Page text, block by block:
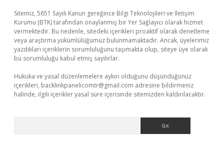
Sitemiz, 5651 Sayılı Kanun gereğince Bilgi Teknolojileri ve İletişim
Kurumu (BTK) tarafından onaylanmış bir Yer Sağlayıcı olarak hizmet
vermektedir. Bu nedenle, sitedeki içerikleri proaktif olarak denetleme
veya araştırma yükümlülüğümüz bulunmamaktadır. Ancak, üyelerimiz
yazdıkları içeriklerin sorumluluğunu taşımakta olup, siteye üye olarak
bu sorumluluğu kabul etmiş sayılırlar.
Hukuka ve yasal düzenlemelere aykırı olduğunu düşündüğünüz
içerikleri, backlinkpanelicomtr@gmail.com adresine bildirmeniz
halinde, ilgili içerikler yasal süre içerisinde sitemizden kaldırılacaktır.